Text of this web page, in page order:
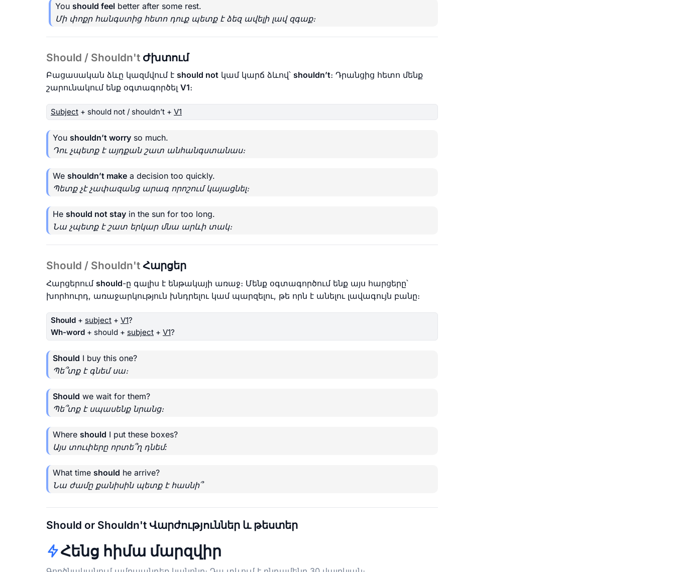
You should feel better after some rest.
Մի փոքր հանգստից հետո դուք պետք է ձեզ ավելի լավ զգաք։
Should / Shouldn't Ժխտում
Բացասական ձևը կազմվում է should not կամ կարճ ձևով՝ shouldn’t։ Դրանցից հետո մենք
շարունակում ենք օգտագործել V1։
Subject + should not / shouldn’t + V1
You shouldn’t worry so much.
Դու չպետք է այդքան շատ անհանգստանաս։
We shouldn’t make a decision too quickly.
Պետք չէ չափազանց արագ որոշում կայացնել։
He should not stay in the sun for too long.
Նա չպետք է շատ երկար մնա արևի տակ։
Should / Shouldn't Հարցեր
Հարցերում should-ը գալիս է ենթակայի առաջ։ Մենք օգտագործում ենք այս հարցերը՝
խորհուրդ, առաջարկություն խնդրելու կամ պարզելու, թե որն է անելու լավագույն բանը։
Should + subject + V1?
Wh-word + should + subject + V1?
Should I buy this one?
Պե՞տք է գնեմ սա։
Should we wait for them?
Պե՞տք է սպասենք նրանց։
Where should I put these boxes?
Այս տուփերը որտե՞ղ դնեմ:
What time should he arrive?
Նա ժամը քանիսին պետք է հասնի՞
Should or Shouldn't Վարժություններ և թեստեր
Հենց հիմա մարզվիր